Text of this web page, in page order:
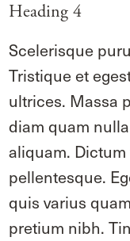
Heading 4
Scelerisque
Tristique et
ultrices. Massa
diam quam
aliquam.
pellentesque.
quis varius
pretium nibh.